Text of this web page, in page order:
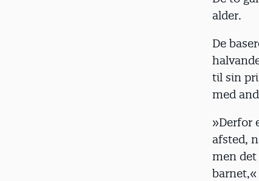
alder.
De
til sin
med
»Derfor
afsted,
men det